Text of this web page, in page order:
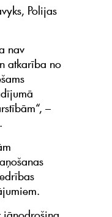
Polijas
nav
atkarība no
–